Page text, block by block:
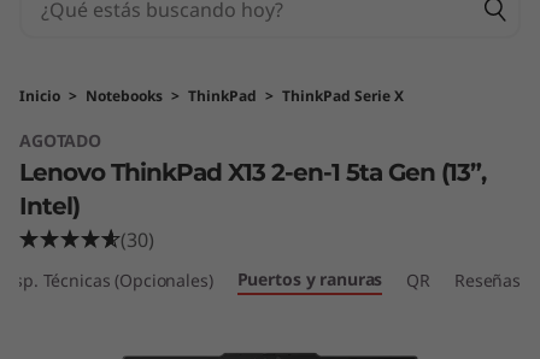
P
a
d
X
Inicio > Notebooks > ThinkPad > ThinkPad Serie X
AGOTADO
Lenovo ThinkPad X13 2-en-1 5ta Gen (13”,
Intel)
(30)
Esp. Técnicas (Opcionales) Puertos y ranuras QR Reseñas